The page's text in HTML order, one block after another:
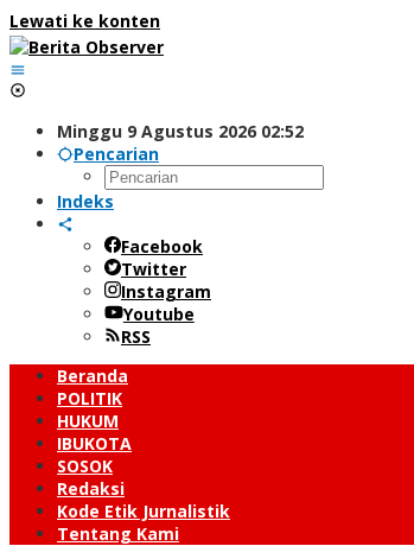
Lewati ke konten
Minggu 9 Agustus 2026 02:52
Pencarian
Indeks
Facebook
Twitter
Instagram
Youtube
RSS
Beranda
POLITIK
HUKUM
IBUKOTA
SOSOK
Redaksi
Kode Etik Jurnalistik
Tentang Kami